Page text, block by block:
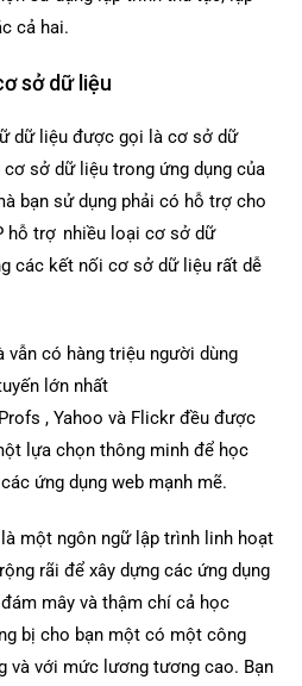
cả hai.
sở dữ liệu
dữ liệu được gọi là cơ sở dữ
cơ sở dữ liệu trong ứng dụng của
bạn sử dụng phải có hỗ trợ cho
hỗ trợ nhiều loại cơ sở dữ
các kết nối cơ sở dữ liệu rất dễ
vẫn có hàng triệu người dùng
lớn nhất
, Yahoo và Flickr đều được
lựa chọn thông minh để học
ứng dụng web mạnh mẽ.
một ngôn ngữ lập trình linh hoạt
rãi để xây dựng các ứng dụng
mây và thậm chí cả học
bị cho bạn một có một công
và với mức lương tương cao. Bạn